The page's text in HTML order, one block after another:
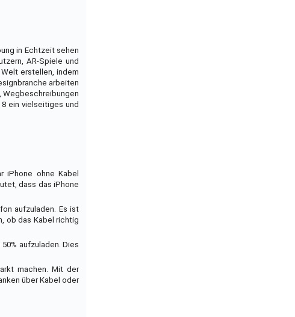
in Echtzeit sehen
AR-Spiele und
erstellen, indem
arbeiten
Wegbeschreibungen
ein vielseitiges und
iPhone ohne Kabel
dass das iPhone
aufzuladen. Es ist
ob das Kabel richtig
aufzuladen. Dies
machen. Mit der
über Kabel oder